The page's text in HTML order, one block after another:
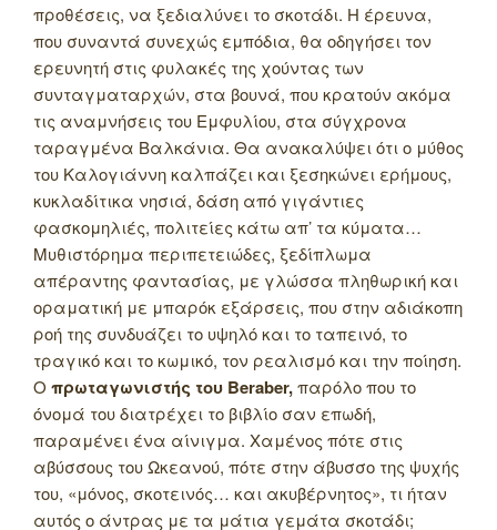
προθέσεις, να ξεδιαλύνει το σκοτάδι. Η έρευνα,
που συναντά συνεχώς εμπόδια, θα οδηγήσει τον
ερευνητή στις φυλακές της χούντας των
συνταγματαρχών, στα βουνά, που κρατούν ακόμα
τις αναμνήσεις του Εμφυλίου, στα σύγχρονα
ταραγμένα Βαλκάνια. Θα ανακαλύψει ότι ο μύθος
του Καλογιάννη καλπάζει και ξεσηκώνει ερήμους,
κυκλαδίτικα νησιά, δάση από γιγάντιες
φασκομηλιές, πολιτείες κάτω απ’ τα κύματα…
Μυθιστόρημα περιπετειώδες, ξεδίπλωμα
απέραντης φαντασίας, με γλώσσα πληθωρική και
οραματική με μπαρόκ εξάρσεις, που στην αδιάκοπη
ροή της συνδυάζει το υψηλό και το ταπεινό, το
τραγικό και το κωμικό, τον ρεαλισμό και την ποίηση.
Ο πρωταγωνιστής του Beraber,παρόλο που το
όνομά του διατρέχει το βιβλίο σαν επωδή,
παραμένει ένα αίνιγμα. Χαμένος πότε στις
αβύσσους του Ωκεανού, πότε στην άβυσσο της ψυχής
του, «μόνος, σκοτεινός… και ακυβέρνητος», τι ήταν
αυτός ο άντρας με τα μάτια γεμάτα σκοτάδι;